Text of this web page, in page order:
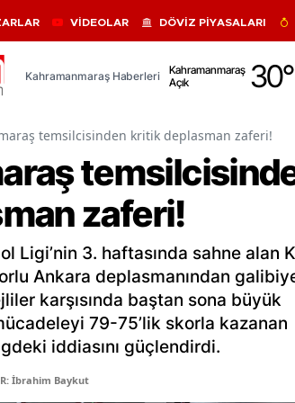
VİDEOLAR DÖVİZ PİYASALARI
Kahramanmaraş Haberleri
Kahramanmaraş
Açık
30°
Adıyaman
Afyonkarahisar
Ağrı
Antalya
Artvin
Aydın
temsilcisinden kritik deplasman zaferi!
zaferi!
Ligi’nin 3. haftasında sahne alan
Ankara deplasmanından
karşısında baştan sona büyük
79-75’lik skorla kazanan
iddiasını güçlendirdi.
İbrahim Baykut